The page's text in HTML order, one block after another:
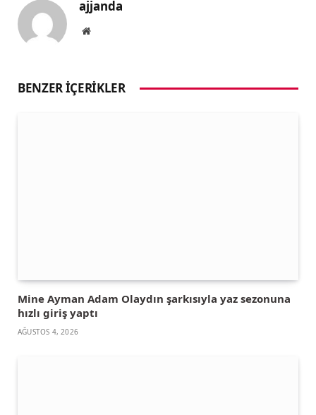
ajjanda
Website
BENZER İÇERIKLER
Mine Ayman Adam Olaydın şarkısıyla yaz sezonuna
hızlı giriş yaptı
AĞUSTOS 4, 2026